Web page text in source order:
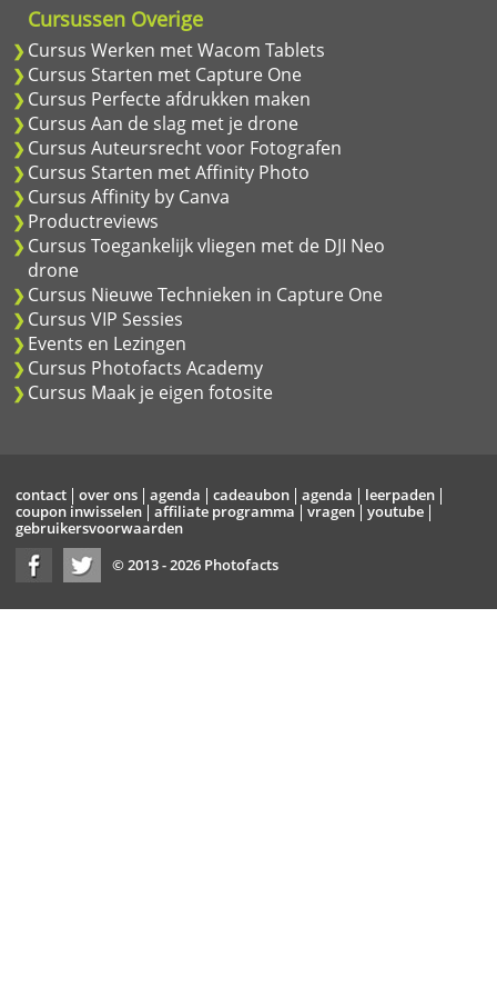
Cursussen Overige
Cursus Werken met Wacom Tablets
Cursus Starten met Capture One
Cursus Perfecte afdrukken maken
Cursus Aan de slag met je drone
Cursus Auteursrecht voor Fotografen
Cursus Starten met Affinity Photo
Cursus Affinity by Canva
Productreviews
Cursus Toegankelijk vliegen met de DJI Neo
drone
Cursus Nieuwe Technieken in Capture One
Cursus VIP Sessies
Events en Lezingen
Cursus Photofacts Academy
Cursus Maak je eigen fotosite
contact over ons agenda cadeaubon agenda
leerpaden
coupon inwisselen
affiliate programma vragen
youtube
gebruikersvoorwaarden
© 2013 - 2026 Photofacts